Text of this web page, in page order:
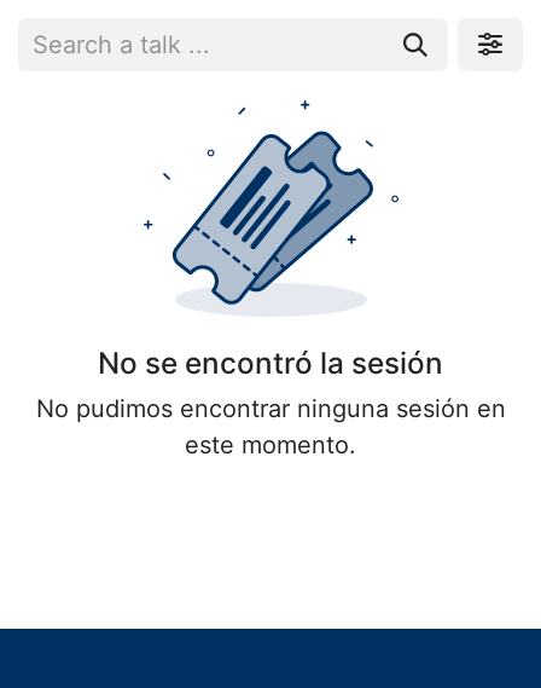
No se encontró la sesión
No pudimos encontrar ninguna sesión en
este momento.